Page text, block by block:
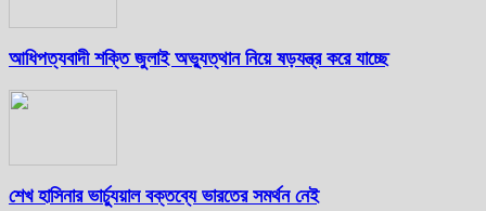
আধিপত্যবাদী শক্তি জুলাই অভ্যুত্থান নিয়ে ষড়যন্ত্র করে যাচ্ছে
শেখ হাসিনার ভার্চ্যুয়াল বক্তব্যে ভারতের সমর্থন নেই